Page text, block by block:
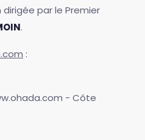
par le Premier
.
:
- Côte